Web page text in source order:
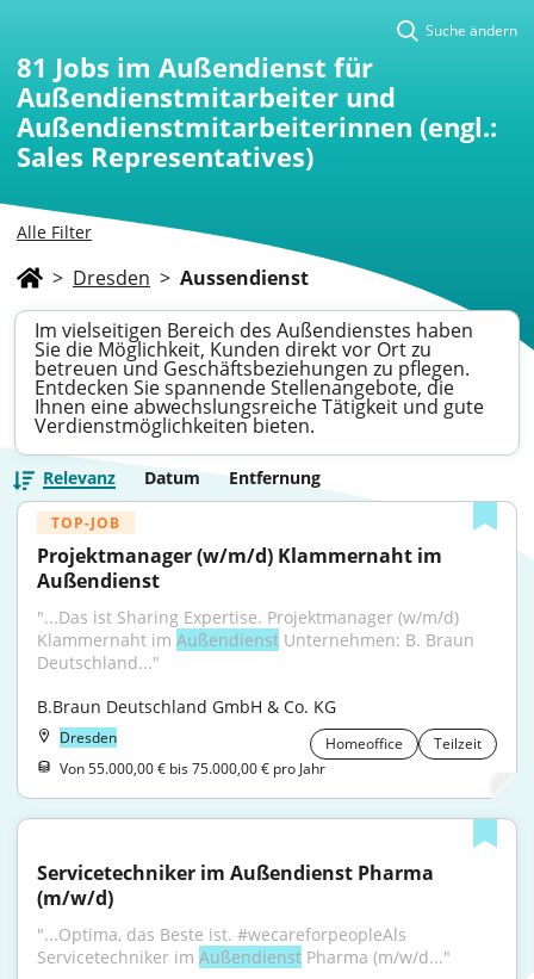
Alle Filter
Suche ändern
81 Jobs im Außendienst für
Außendienstmitarbeiter und
Außendienstmitarbeiterinnen (engl.:
Sales Representatives)
> Dresden > Aussendienst
Im vielseitigen Bereich des Außendienstes haben
Sie die Möglichkeit, Kunden direkt vor Ort zu
betreuen und Geschäftsbeziehungen zu pflegen.
Entdecken Sie spannende Stellenangebote, die
Ihnen eine abwechslungsreiche Tätigkeit und gute
Verdienstmöglichkeiten bieten.
Relevanz Datum Entfernung
TOP-JOB
Projektmanager (w/m/d) Klammernaht im
Außendienst
"...Das ist Sharing Expertise. Projektmanager (w/m/d)
Klammernaht im Außendienst Unternehmen: B. Braun
Deutschland..."
B.Braun Deutschland GmbH & Co. KG
Dresden Homeoffice
Teilzeit
Von 55.000,00 € bis 75.000,00 € pro Jahr
Servicetechniker im Außendienst Pharma
(m/w/d)
"...Optima, das Beste ist. #wecareforpeopleAls
Servicetechniker im Außendienst Pharma (m/w/d..."